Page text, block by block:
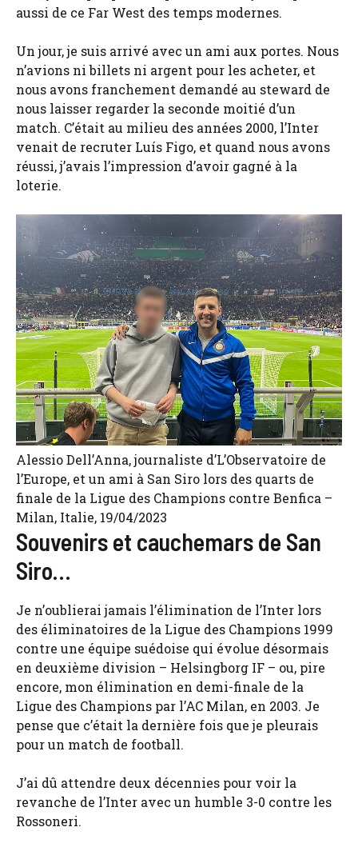
aussi de ce Far West des temps modernes.
Un jour, je suis arrivé avec un ami aux portes. Nous
n’avions ni billets ni argent pour les acheter, et
nous avons franchement demandé au steward de
nous laisser regarder la seconde moitié d’un
match. C’était au milieu des années 2000, l’Inter
venait de recruter Luís Figo, et quand nous avons
réussi, j’avais l’impression d’avoir gagné à la
loterie.
Alessio Dell’Anna, journaliste d’L’Observatoire de
l’Europe, et un ami à San Siro lors des quarts de
finale de la Ligue des Champions contre Benfica –
Milan, Italie, 19/04/2023
Souvenirs et cauchemars de San
Siro…
Je n’oublierai jamais l’élimination de l’Inter lors
des éliminatoires de la Ligue des Champions 1999
contre une équipe suédoise qui évolue désormais
en deuxième division – Helsingborg IF – ou, pire
encore, mon élimination en demi-finale de la
Ligue des Champions par l’AC Milan, en 2003. Je
pense que c’était la dernière fois que je pleurais
pour un match de football.
J’ai dû attendre deux décennies pour voir la
revanche de l’Inter avec un humble 3-0 contre les
Rossoneri.